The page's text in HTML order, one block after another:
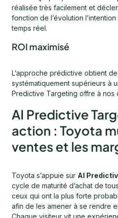
réalisée très facilement et
fonction de l’évolution
temps réel.
ROI maximisé
L’approche prédictive obtient
systématiquement supérieurs à
Predictive Targeting offre à nos
AI Predictive
action : Toyota
ventes et les
Toyota s’appuie sur AI
cycle de maturité d’achat de
ceux qui ont la plus forte
afin de les amener à se rendre
Chaque visiteur vit une